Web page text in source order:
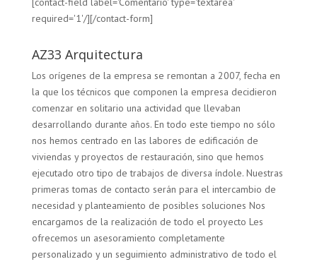
required='1'/][/contact-form]
AZ33 Arquitectura
Los orígenes de la empresa se remontan a 2007, fecha en
la que los técnicos que componen la empresa decidieron
comenzar en solitario una actividad que llevaban
desarrollando durante años. En todo este tiempo no sólo
nos hemos centrado en las labores de edificación de
viviendas y proyectos de restauración, sino que hemos
ejecutado otro tipo de trabajos de diversa índole. Nuestras
primeras tomas de contacto serán para el intercambio de
necesidad y planteamiento de posibles soluciones Nos
encargamos de la realización de todo el proyecto Les
ofrecemos un asesoramiento completamente
personalizado y un seguimiento administrativo de todo el